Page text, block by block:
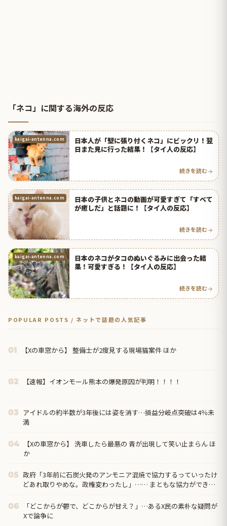
「ネコ」に関する海外の反応
kaigai-antenna.com
日本人が「壁に張り付くネコ」にビックリ！翌
日また見に行った結果！【タイ人の反応】
続きを読む
kaigai-antenna.com
日本の子供とネコの動画が可愛すぎて「すべて
が癒しだ」と話題に！【タイ人の反応】
続きを読む
kaigai-antenna.com
日本のネコがタコのぬいぐるみに出会った結
果！可愛すぎる！【タイ人の反応】
続きを読む
POPULAR POSTS / ネットで話題の人気記事
01 【Xの車窓から】 整備士が2度見する現場猫案件 ほか
02 【速報】イオンモール熊本の爆発原因が判明！！！！
03 アイドルの約半数が3年後には姿を消す…損益分岐点突破は4％未
満
04
【Xの車窓から】 洗車したら最悪の 青が出現して笑い止まらん ほ
か
05 政府「3年前に石炭火発のアンモニア混焼で協力するっていったけ
どあれ取りやめな。政権変わったし」…… まともな協力ができな
06
「どこからが鬱で、どこからが甘え？」…あるX民の素朴な疑問が
Xで論争に